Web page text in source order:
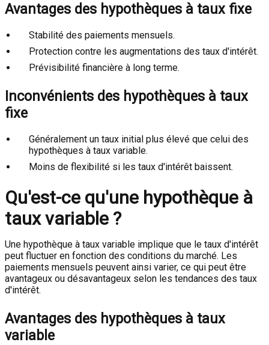
Avantages des hypothèques à taux fixe
Stabilité des paiements mensuels.
Protection contre les augmentations des taux d'intérêt.
Prévisibilité financière à long terme.
Inconvénients des hypothèques à taux
fixe
Généralement un taux initial plus élevé que celui des
hypothèques à taux variable.
Moins de flexibilité si les taux d'intérêt baissent.
Qu'est-ce qu'une hypothèque à
taux variable ?
Une hypothèque à taux variable implique que le taux d'intérêt
peut fluctuer en fonction des conditions du marché. Les
paiements mensuels peuvent ainsi varier, ce qui peut être
avantageux ou désavantageux selon les tendances des taux
d'intérêt.
Avantages des hypothèques à taux
variable